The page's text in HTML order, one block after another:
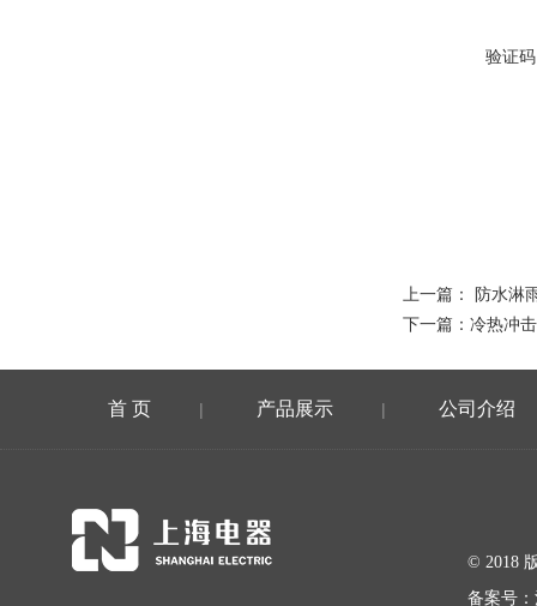
验证
上一篇： 防水淋
下一篇： 冷热冲
首 页 | 产品展示 | 公司介绍
© 2018
备案号：